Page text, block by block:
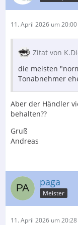
11. April 2026 um 20:00
Zitat von
die meisten
Tonabnehmer
Aber der Händler
behalten??
Gruß
Andreas
paga
Meister
11. April 2026 um 20:28